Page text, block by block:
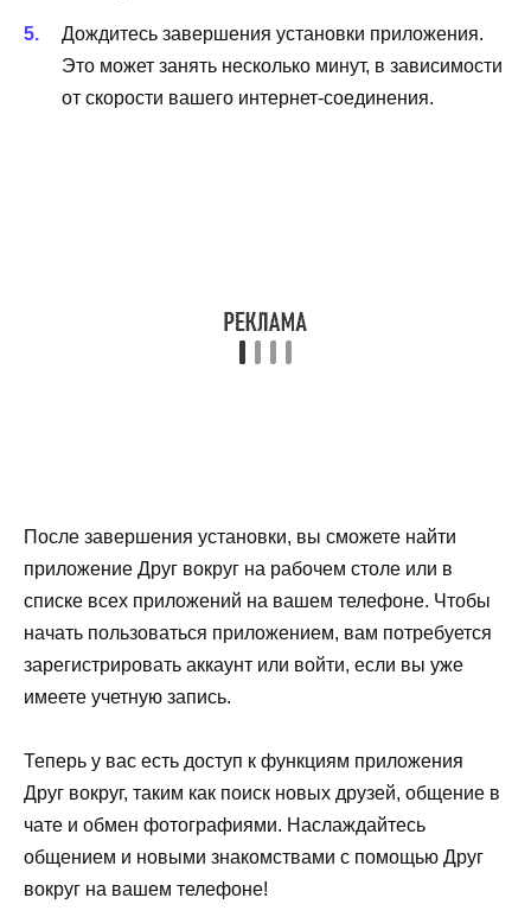
Дождитесь завершения установки приложения.
Это может занять несколько минут, в зависимости
от скорости вашего интернет-соединения.
После завершения установки, вы сможете найти
приложение Друг вокруг на рабочем столе или в
списке всех приложений на вашем телефоне. Чтобы
начать пользоваться приложением, вам потребуется
зарегистрировать аккаунт или войти, если вы уже
имеете учетную запись.
Теперь у вас есть доступ к функциям приложения
Друг вокруг, таким как поиск новых друзей, общение в
чате и обмен фотографиями. Наслаждайтесь
общением и новыми знакомствами с помощью Друг
вокруг на вашем телефоне!